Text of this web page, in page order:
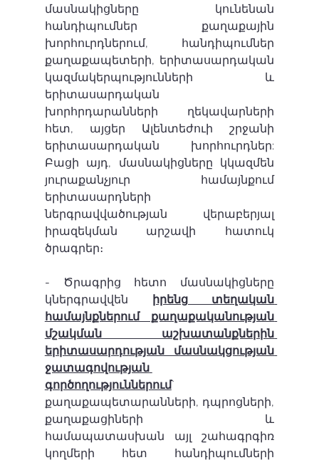
մասնակիցները կունենան
հանդիպումներ քաղաքային
խորհուրդներում, հանդիպումներ
քաղաքապետերի, երիտասարդական
կազմակերպությունների և
երիտասարդական
խորհրդարանների ղեկավարների
հետ, այցեր Ալենտեժուի շրջանի
երիտասարդական խորհուրդներ:
Բացի այդ, մասնակիցները կկազմեն
յուրաքանչյուր համայնքում
երիտասարդների
ներգրավվածության վերաբերյալ
իրազեկման արշավի հատուկ
ծրագրեր։
- Ծրագրից հետո մասնակիցները
կներգրավվեն
իրենց տեղական
համայնքներում քաղաքականության
մշակման աշխատանքներին
երիտասարդության մասնակցության
ջատագովության
գործողություններում`
քաղաքապետարանների, դպրոցների,
քաղաքացիների և
համապատասխան այլ շահագրգիռ
կողմերի հետ հանդիպումների